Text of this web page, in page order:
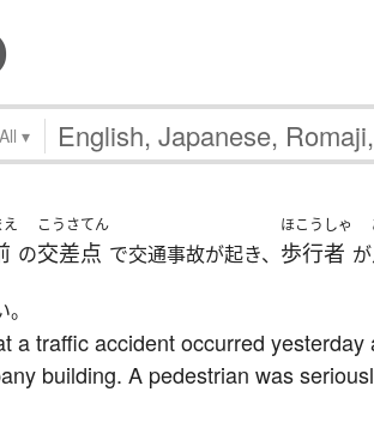
All ▾
え
の
こうさてん
交差点 で交通事故が起き、
ほこうしゃ
歩行者 が
a traffic accident occurred
building. A pedestrian was